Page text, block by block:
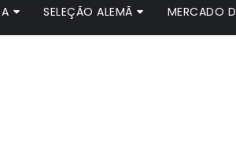
SELEÇÃO ALEMÃ MERCADO